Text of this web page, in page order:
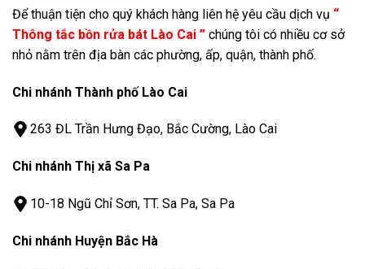
Để thuận tiện cho quý khách hàng liên hệ yêu cầu dịch vụ “
Thông tắc bồn rửa bát Lào Cai ” chúng tôi có nhiều cơ sở
nhỏ nằm trên địa bàn các phường, ấp, quận, thành phố.
Chi nhánh Thành phố Lào Cai
263 ĐL Trần Hưng Đạo, Bắc Cường, Lào Cai
Chi nhánh Thị xã Sa Pa
10-18 Ngũ Chỉ Sơn, TT. Sa Pa, Sa Pa
Chi nhánh Huyện Bắc Hà